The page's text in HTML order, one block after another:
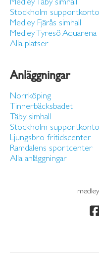
Stockholm
Medley Fjärås simhall
Medley Tyresö Aquarena
Alla platser
Anläggningar
Norrköping
Tinnerbäcksbadet
Täby simhall
Stockholm
Ljungsbro fritidscenter
Ramdalens sportcenter
Alla anläggningar